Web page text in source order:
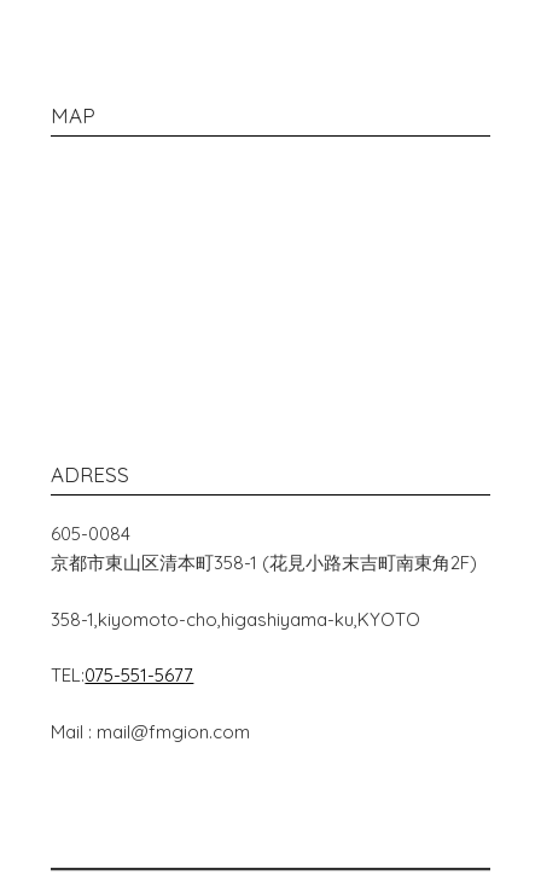
MAP
ADRESS
605-0084
京都市東山区清本町358-1 (花見小路末吉町南東角2F)
358-1,kiyomoto-cho,higashiyama-ku,KYOTO
TEL:075-551-5677
Mail : mail@fmgion.com